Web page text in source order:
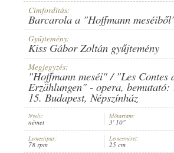
INTERPRET: HERMINE KITTEL,ELISE ELIZZA
PLATTENAUFNAHME: G. C.-2-44087
Címfordítás:
Barcarola a "Hoffmann
Gyűjtemény:
Kiss Gábor Zoltán gyűjtemény
Megjegyzés:
"Hoffmann meséi" / "Les
Erzählungen" - opera,
15. Budapest, Népszínház
Nyelv:
német
Időtartam:
3' 10"
Lemeztípus:
78 rpm
Lemezméret:
25 cm